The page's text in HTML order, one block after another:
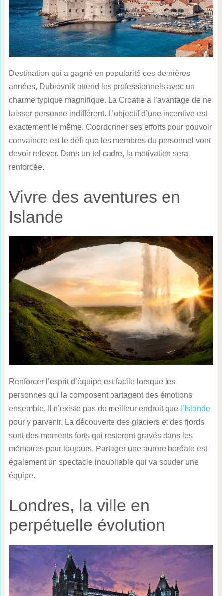
Destination qui a gagné en popularité ces dernières
années, Dubrovnik attend les professionnels avec un
charme typique magnifique. La Croatie a l’avantage de ne
laisser personne indifférent. L’objectif d’une incentive est
exactement le même. Coordonner ses efforts pour pouvoir
convaincre est le défi que les membres du personnel vont
devoir relever. Dans un tel cadre, la motivation sera
renforcée.
Vivre des aventures en
Islande
Renforcer l’esprit d’équipe est facile lorsque les
personnes qui la composent partagent des émotions
ensemble. Il n’existe pas de meilleur endroit que l’Islande
pour y parvenir. La découverte des glaciers et des fjords
sont des moments forts qui resteront gravés dans les
mémoires pour toujours. Partager une aurore boréale est
également un spectacle inoubliable qui va souder une
équipe.
Londres, la ville en
perpétuelle évolution